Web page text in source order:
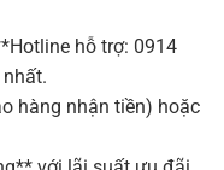
hỗ trợ: 0914
hàng nhận tiền) hoặc